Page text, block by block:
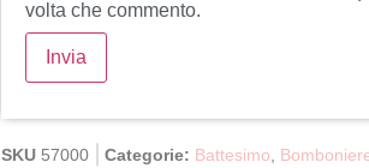
volta che commento.
SKU 57000 Categorie: Battesimo